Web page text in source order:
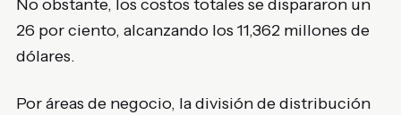
No obstante, los costos totales se dispararon un
26 por ciento, alcanzando los 11,362 millones de
dólares.
Por áreas de negocio, la división de distribución